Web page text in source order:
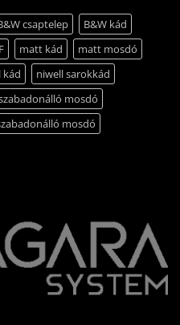
csaptelep
B&W kád
matt kád
matt mosdó
kád
niwell sarokkád
mosdó
mosdó